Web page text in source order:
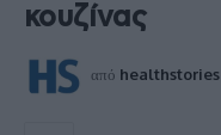
κουζίνας
από healthstories